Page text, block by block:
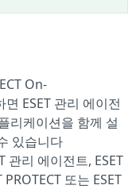
On-
ESET 관리 에이전
리케이션을 함께 설
있습니다
관리 에이전트, ESET
또는 ESET